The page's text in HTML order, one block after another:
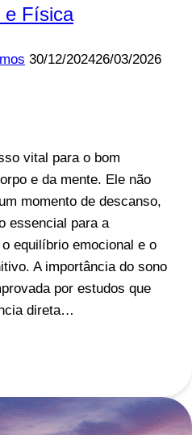
e Física
30/12/202426/03/2026
vital para o bom
e da mente. Ele não
momento de descanso,
essencial para a
equilíbrio emocional e o
A importância do sono
por estudos que
direta…